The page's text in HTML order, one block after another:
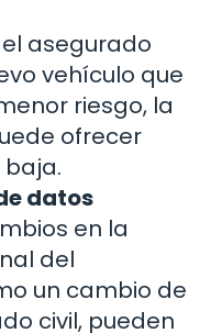
asegurado
vehículo que
riesgo, la
ofrecer
datos
en la
del
un cambio de
civil, pueden